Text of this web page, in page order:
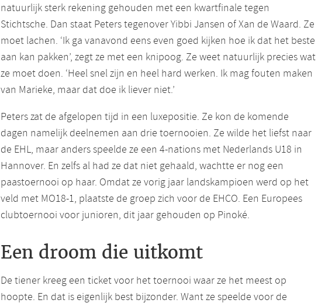
natuurlijk sterk rekening gehouden met een kwartfinale tegen
Stichtsche. Dan staat Peters tegenover Yibbi Jansen of Xan de Waard. Ze
moet lachen. ‘Ik ga vanavond eens even goed kijken hoe ik dat het beste
aan kan pakken’, zegt ze met een knipoog. Ze weet natuurlijk precies wat
ze moet doen. ‘Heel snel zijn en heel hard werken. Ik mag fouten maken
van Marieke, maar dat doe ik liever niet.’
Peters zat de afgelopen tijd in een luxepositie. Ze kon de komende
dagen namelijk deelnemen aan drie toernooien. Ze wilde het liefst naar
de EHL, maar anders speelde ze een 4-nations met Nederlands U18 in
Hannover. En zelfs al had ze dat niet gehaald, wachtte er nog een
paastoernooi op haar. Omdat ze vorig jaar landskampioen werd op het
veld met MO18-1, plaatste de groep zich voor de EHCO. Een Europees
clubtoernooi voor junioren, dit jaar gehouden op Pinoké.
Een droom die uitkomt
De tiener kreeg een ticket voor het toernooi waar ze het meest op
hoopte. En dat is eigenlijk best bijzonder. Want ze speelde voor de